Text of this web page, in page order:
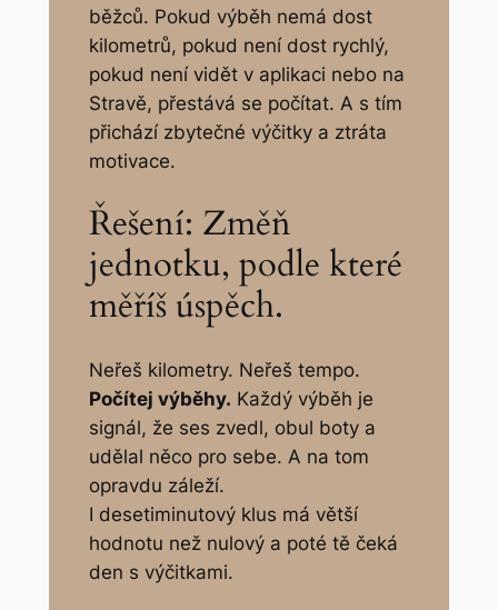
běžců. Pokud výběh nemá dost
kilometrů, pokud není dost rychlý,
pokud není vidětv aplikaci nebo na
Stravě, přestává se počítat. A s tím
přichází zbytečné výčitky a ztráta
motivace.
Řešení: Změň
jednotku, podle které
měříš úspěch.
Neřeš kilometry. Neřeš tempo.
Počítej výběhy. Každý výběh je
signál, že ses zvedl, obul boty a
udělal něco pro sebe. A na tom
opravdu záleží.
I desetiminutový klus má větší
hodnotu než nulový a poté tě čeká
den s výčitkami.